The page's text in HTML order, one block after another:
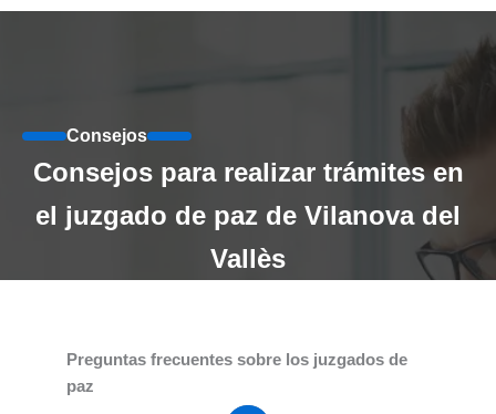
Consejos
Consejos para realizar trámites en
el juzgado de paz de Vilanova del
Vallès
Preguntas frecuentes sobre los juzgados de
paz